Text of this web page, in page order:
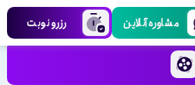
رزرو نوبت مشاوره آنلاین